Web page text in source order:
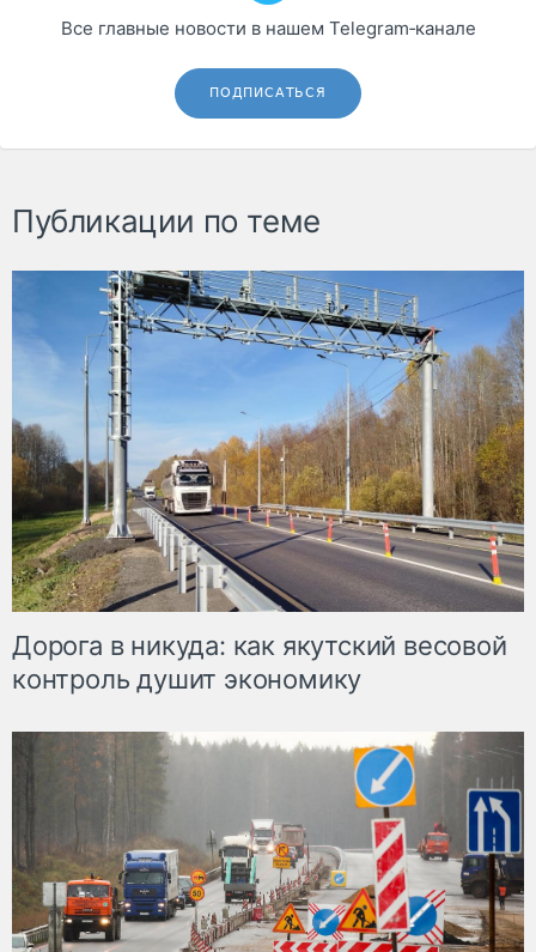
Все главные новости в нашем Telegram‑канале
ПОДПИСАТЬСЯ
Публикации по теме
Дорога в никуда: как якутский весовой
контроль душит экономику